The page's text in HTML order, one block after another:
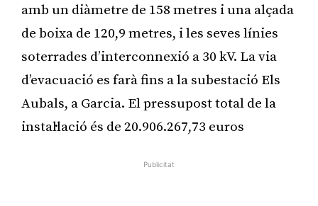
amb un diàmetre de 158 metres i una alçada
de boixa de 120,9 metres, i les seves línies
soterrades d’interconnexió a 30 kV. La via
d’evacuació es farà fins a la subestació Els
Aubals, a Garcia. El pressupost total de la
instal·lació és de 20.906.267,73 euros
Publicitat